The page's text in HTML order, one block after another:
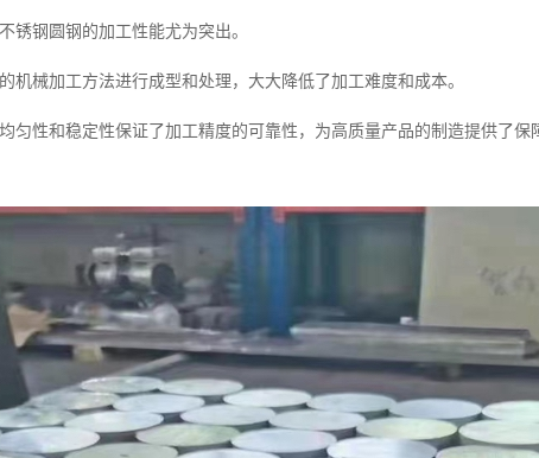
锈钢圆钢的加工性能尤为突出。
机械加工方法进行成型和处理，大大降低了加工难度和成本。
匀性和稳定性保证了加工精度的可靠性，为高质量产品的制造提供了保